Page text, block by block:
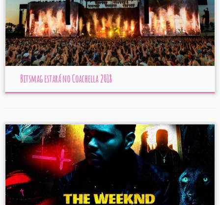
Bitsmag estará no Coachella 2018